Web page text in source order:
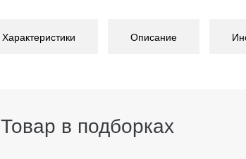
Характеристики Описание
Товар в подборках